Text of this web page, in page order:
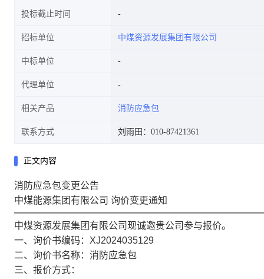
投标截止时间
招标单位 中煤资源发展集团有限公司
中标单位
代理单位
相关产品 消防应急包
联系方式 刘雨田：010-87421361
正文内容
消防应急包变更公告
中煤能源集团有限公司 询价变更通知
中煤资源发展集团有限公司现诚邀贵公司参与报价。
一、询价书编码：XJ2024035129
二、询价书名称：消防应急包
三、报价方式：